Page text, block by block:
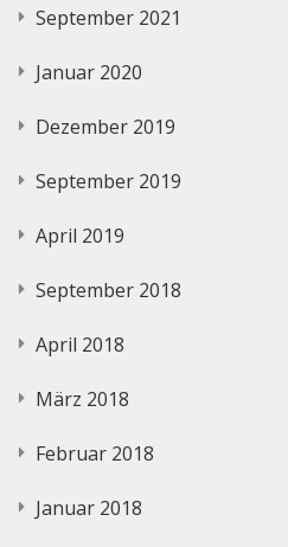
September 2021
Januar 2020
Dezember 2019
September 2019
April 2019
September 2018
April 2018
März 2018
Februar 2018
Januar 2018